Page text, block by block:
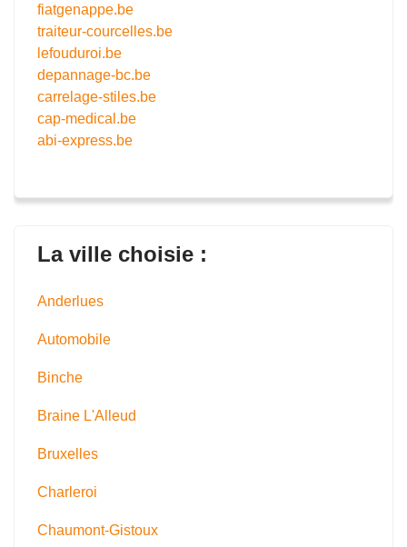
fiatgenappe.be
traiteur-courcelles.be
lefouduroi.be
depannage-bc.be
carrelage-stiles.be
cap-medical.be
abi-express.be
La ville choisie :
Anderlues
Automobile
Binche
Braine L'Alleud
Bruxelles
Charleroi
Chaumont-Gistoux